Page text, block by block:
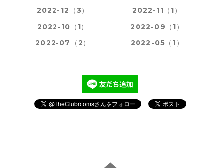
2022-12（3）
2022-11（1）
2022-10（1）
2022-09（1）
2022-07（2）
2022-05（1）